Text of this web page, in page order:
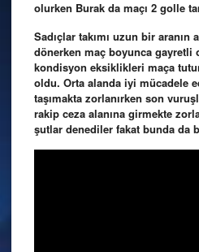
olurken Burak da maçı 2 golle
Sadıçlar takımı uzun bir aranın
dönerken maç boyunca gayretli
kondisyon eksiklikleri maça
oldu. Orta alanda iyi mücadele
taşımakta zorlanırken son
rakip ceza alanına girmekte
şutlar denediler fakat bunda da